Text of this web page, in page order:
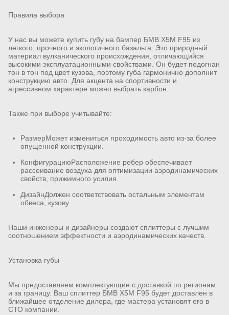
Правила выбора
У нас вы можете купить губу на бампер БМВ X5M F95 из
легкого, прочного и экологичного базальта. Это природный
материал вулканического происхождения, отличающийся
высокими эксплуатационными свойствами. Он будет подогнан
тон в тон под цвет кузова, поэтому губа гармонично дополнит
конструкцию авто. Для акцента на спортивности и
агрессивном характере можно выбрать карбон.
Также при выборе учитывайте:
РазмерМожет измениться проходимость авто из-за более
опущенной конструкции.
КонфигурациюРасположение ребер обеспечивает
рассеивание воздуха для оптимизации аэродинамических
свойств, прижимного усилия.
ДизайнДолжен соответствовать остальным элементам
обвеса, кузову.
Наши инженеры и дизайнеры создают сплиттеры с лучшим
соотношением эффектности и аэродинамических качеств.
Установка губы
Мы предоставляем комплектующие с доставкой по регионам
и за границу. Ваш сплиттер БМВ X5M F95 будет доставлен в
ближайшее отделение дилера, где мастера установят его в
СТО компании.